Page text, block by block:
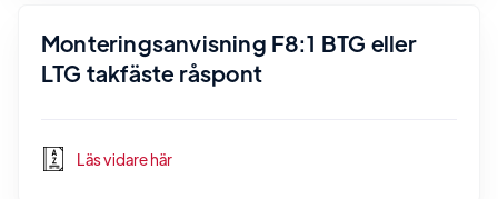
Monteringsanvisning F8:1 BTG eller
LTG takfäste råspont
Läs vidare här